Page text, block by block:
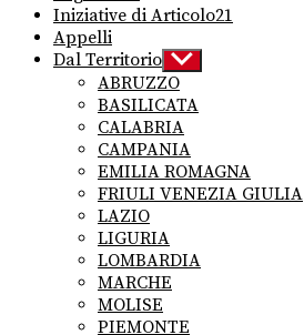
Iniziative di Articolo21
Appelli
Dal Territorio Show
sub
menu
ABRUZZO
BASILICATA
CALABRIA
CAMPANIA
EMILIA ROMAGNA
FRIULI VENEZIA GIULIA
LAZIO
LIGURIA
LOMBARDIA
MARCHE
MOLISE
PIEMONTE